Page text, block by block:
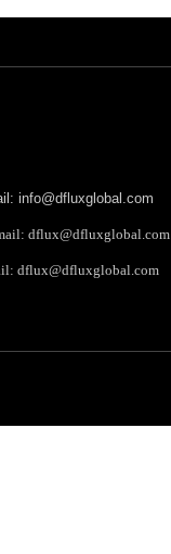
info@dfluxglobal.com
dflux@dfluxglobal.com
dflux@dfluxglobal.com